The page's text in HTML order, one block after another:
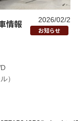
情報
2026/02/2
お知らせ
）